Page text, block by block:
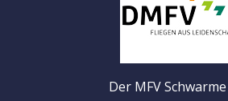
Der MFV Schwarme